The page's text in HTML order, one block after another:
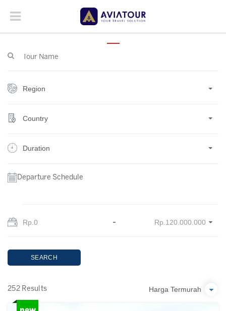
Region
Country
Duration
Departure Schedule
SEARCH
252 Results Harga Termurah